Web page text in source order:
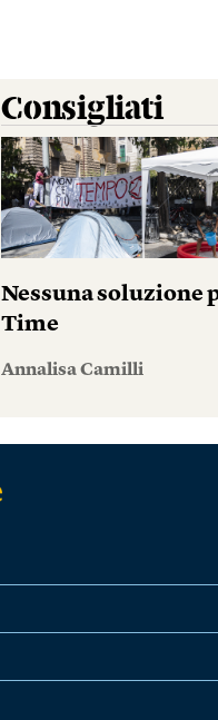
Consigliati
Nessuna soluzione
Time
Annalisa Camilli